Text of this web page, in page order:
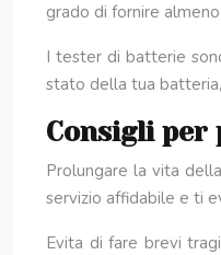
grado di fornire
I tester di batterie
stato della tua
Consigli
Prolungare la vita
servizio affidabile e ti
Evita di fare brevi